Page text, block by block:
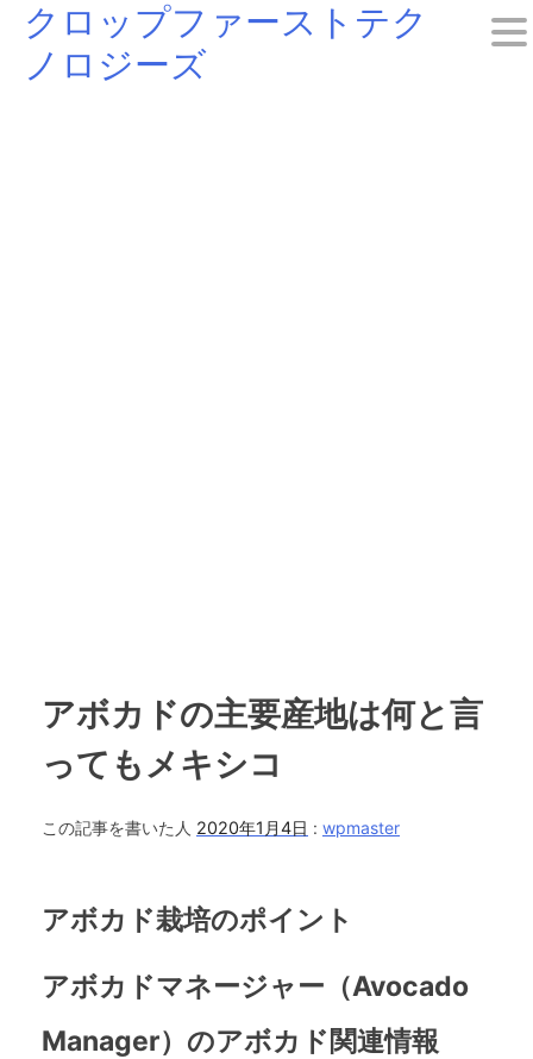
Skipクロップファーストテク
ノロジーズ
アボカドの主要産地は何と言
ってもメキシコ
この記事を書いた人 2020年1月4日 : wpmaster
アボカド栽培のポイント
アボカドマネージャー（Avocado
Manager）のアボカド関連情報